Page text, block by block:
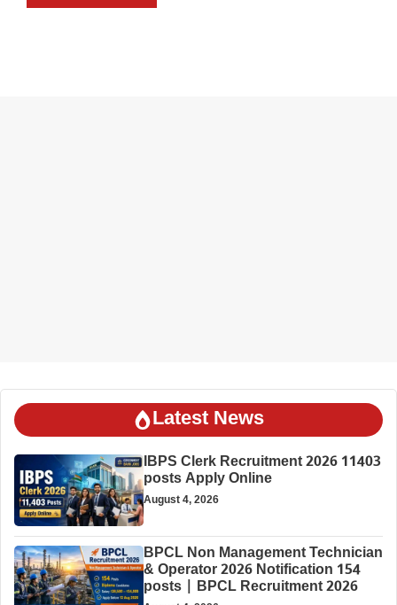
Latest News
IBPS Clerk Recruitment 2026 11403
posts Apply Online
August 4, 2026
BPCL Non Management Technician
& Operator 2026 Notification 154
posts | BPCL Recruitment 2026